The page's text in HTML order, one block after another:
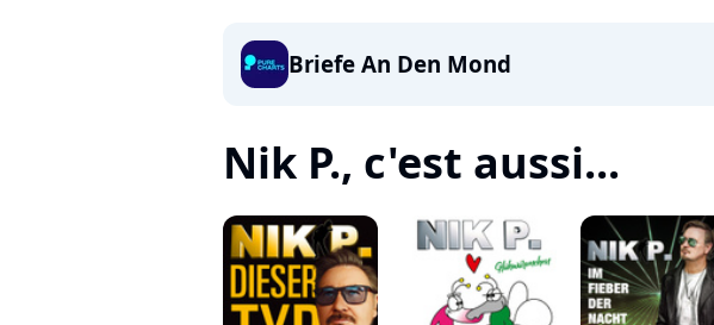
Briefe An Den Mond
Nik P., c'est aussi...